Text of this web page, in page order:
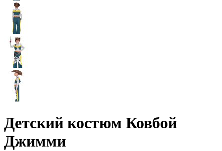
Детский костюм Ковбой
Джимми